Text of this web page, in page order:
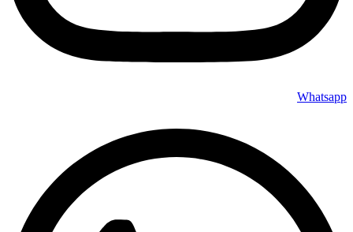
Whatsapp